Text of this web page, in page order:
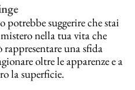
potrebbe suggerire che stai
nella tua vita che
rappresentare una sfida
oltre le apparenze e a
la superficie.